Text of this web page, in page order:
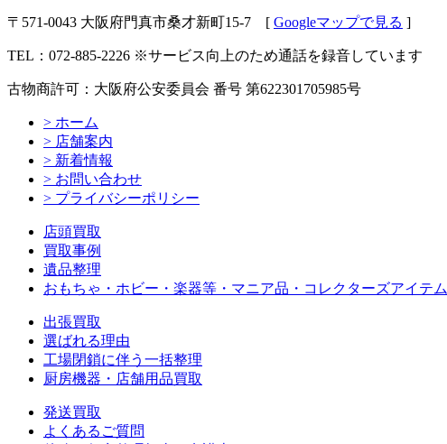
〒571-0043 大阪府門真市桑才新町15-7 [ Googleマップで見る ]
TEL：072-885-2226 ※サービス向上のため通話を録音しています
古物商許可：大阪府公安委員会 番号 第622301705985号
> ホーム
> 店舗案内
> 新着情報
> お問い合わせ
> プライバシーポリシー
店頭買取
買取事例
遺品整理
おもちゃ・ホビー・楽器等・マニア品・コレクターズアイテム
出張買取
選ばれる理由
工場閉鎖に伴う一括整理
厨房機器・店舗用品買取
発送買取
よくあるご質問